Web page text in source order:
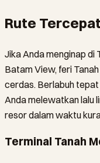
Rute
Jika Anda menginap di
Batam View, feri
cerdas. Berlabuh
Anda melewatkan lalu
resor dalam waktu
Terminal Tanah